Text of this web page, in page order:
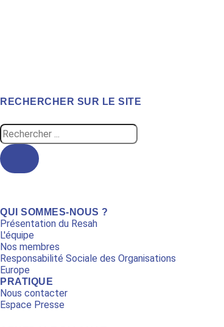
RECHERCHER SUR LE SITE
Search
...
QUI SOMMES-NOUS ?
Présentation du Resah
L'équipe
Nos membres
Responsabilité Sociale des Organisations
Europe
PRATIQUE
Nous contacter
Espace Presse